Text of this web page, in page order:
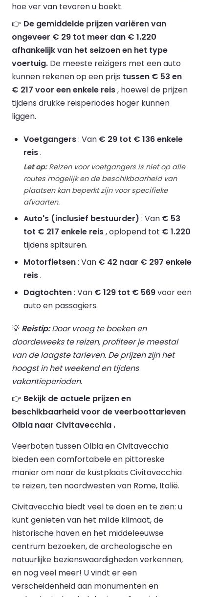
hoe ver van tevoren u boekt.
👉 De gemiddelde prijzen variëren van
ongeveer € 29 tot meer dan € 1.220
afhankelijk van het seizoen en het type
voertuig. De meeste reizigers met een auto
kunnen rekenen op een prijs tussen € 53 en
€ 217 voor een enkele reis, hoewel de prijzen
tijdens drukke reisperiodes hoger kunnen
liggen.
Voetgangers: Van € 29 tot € 136 enkele
reis.
Let op:Reizen voor voetgangers is niet op alle
routes mogelijk en de beschikbaarheid van
plaatsen kan beperkt zijn voor specifieke
afvaarten.
Auto's (inclusief bestuurder) : Van € 53
tot € 217 enkele reis, oplopend tot € 1.220
tijdens spitsuren.
Motorfietsen: Van € 42 naar € 297 enkele
reis.
Dagtochten: Van € 129 tot € 569voor een
auto en passagiers.
💡 Reistip:Door vroeg te boeken en
doordeweeks te reizen, profiteer je meestal
van de laagste tarieven. De prijzen zijn het
hoogst in het weekend en tijdens
vakantieperioden.
👉 Bekijk de actuele prijzen en
beschikbaarheid voor de veerboottarieven
Olbia naar Civitavecchia .
Veerboten tussen Olbia en Civitavecchia
bieden een comfortabele en pittoreske
manier om naar de kustplaats Civitavecchia
te reizen, ten noordwesten van Rome, Italië.
Civitavecchia biedt veel te doen en te zien: u
kunt genieten van het milde klimaat, de
historische haven en het middeleeuwse
centrum bezoeken, de archeologische en
natuurlijke bezienswaardigheden verkennen,
en nog veel meer! U vindt er een
verscheidenheid aan monumenten en